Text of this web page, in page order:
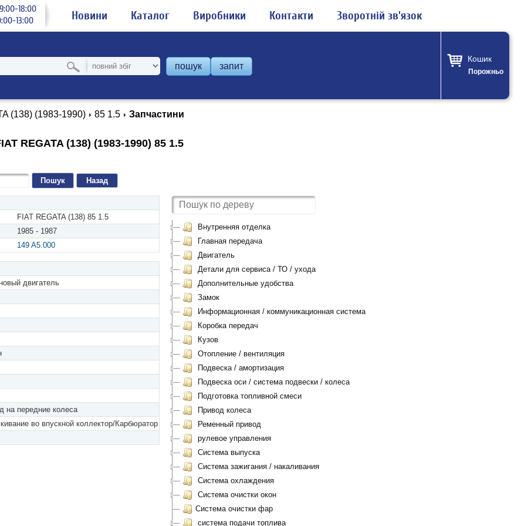
18:00
13:00
Новини Каталог Виробники Контакти Зворотній зв'язок
пошук запит
Кошик
Порожньо
(138) (1983-1990) 85 1.5 Запчастини
REGATA (138) (1983-1990) 85 1.5
Назад
FIAT REGATA (138) 85 1.5
1985 - 1987
149 A5.000
двигатель
на передние колеса
во впускной коллектор/Карбюратор
Внутренняя отделка
Главная передача
Двигатель
Детали для сервиса / ТО / ухода
Дополнительные удобства
Замок
Информационная / коммуникационная система
Коробка передач
Кузов
Отопление / вентиляция
Подвеска / амортизация
Подвеска оси / система подвески / колеса
Подготовка топливной смеси
Привод колеса
Ременный привод
рулевое управления
Система выпуска
Система зажигания / накаливания
Система охлаждения
Система очистки окон
Система очистки фар
система подачи топлива